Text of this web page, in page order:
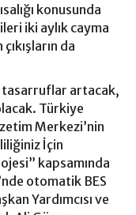
konusunda
iki aylık cayma
da
tasarruflar artacak,
Türkiye
Merkezi’nin
İçin
kapsamında
otomatik BES
Yardımcısı ve